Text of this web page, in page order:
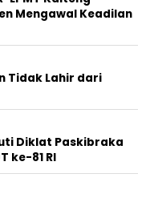
Mengawal Keadilan
Tidak Lahir dari
Diklat Paskibraka
ke-81 RI